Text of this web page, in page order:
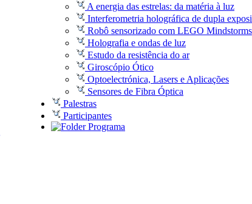
A energia das estrelas: da matéria à luz
Interferometria holográfica de dupla
Robô sensorizado com LEGO Mindstorms
Holografia e ondas de luz
Estudo da resistência do ar
Giroscópio Ótico
Optoelectrónica, Lasers e Aplicações
Sensores de Fibra Óptica
Palestras
Participantes
Programa